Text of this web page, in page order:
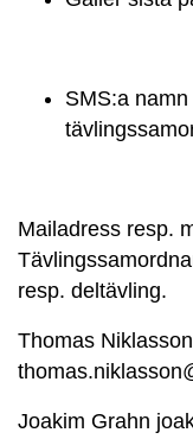
SMS:a namn
Mailadress resp.
resp. deltävling.
Thomas Niklasson
Joakim Grahn